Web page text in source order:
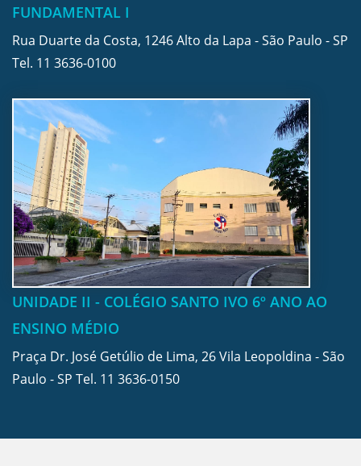
FUNDAMENTAL I
Rua Duarte da Costa, 1246 Alto da Lapa - São Paulo - SP
Tel. 11 3636-0100
UNIDADE II - COLÉGIO SANTO IVO 6º ANO AO
ENSINO MÉDIO
Praça Dr. José Getúlio de Lima, 26 Vila Leopoldina - São
Paulo - SP Tel. 11 3636-0150